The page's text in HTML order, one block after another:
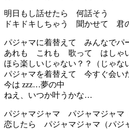
明日もし話せたら 何話そう
ドキドキしちゃう 聞かせて 君
パジャマに着替えて みんなでパ
あれも これも 歌って はしゃ
ほら楽しいじゃない？？（じゃな
パジャマを着替えて 今すぐ会い
今は zzz…夢の中
ねえ、いつか叶うかな…
パジャマジャマ パジャマジャマ
恋したら パジャマジャマ（パジ